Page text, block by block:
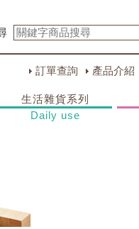
訂單查詢 產品介紹
生活雜貨系列
Daily use